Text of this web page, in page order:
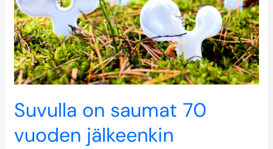
Suvulla on saumat 70
vuoden jälkeenkin